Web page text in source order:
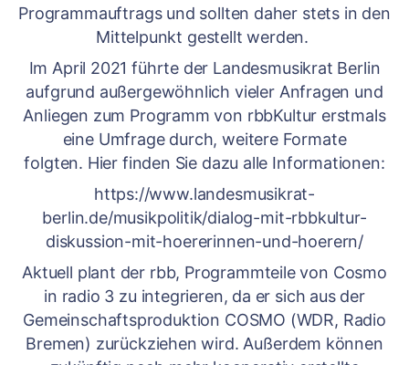
Programmauftrags und sollten daher stets in den
Mittelpunkt gestellt werden.
Im April 2021 führte der Landesmusikrat Berlin
aufgrund außergewöhnlich vieler Anfragen und
Anliegen zum Programm von rbbKultur erstmals
eine Umfrage durch, weitere Formate
folgten. Hier finden Sie dazu alle Informationen:
https://www.landesmusikrat-
berlin.de/musikpolitik/dialog-mit-rbbkultur-
diskussion-mit-hoererinnen-und-hoerern/
Aktuell plant der rbb, Programmteile von Cosmo
in radio 3 zu integrieren, da er sich aus der
Gemeinschaftsproduktion COSMO (WDR, Radio
Bremen) zurückziehen wird. Außerdem können